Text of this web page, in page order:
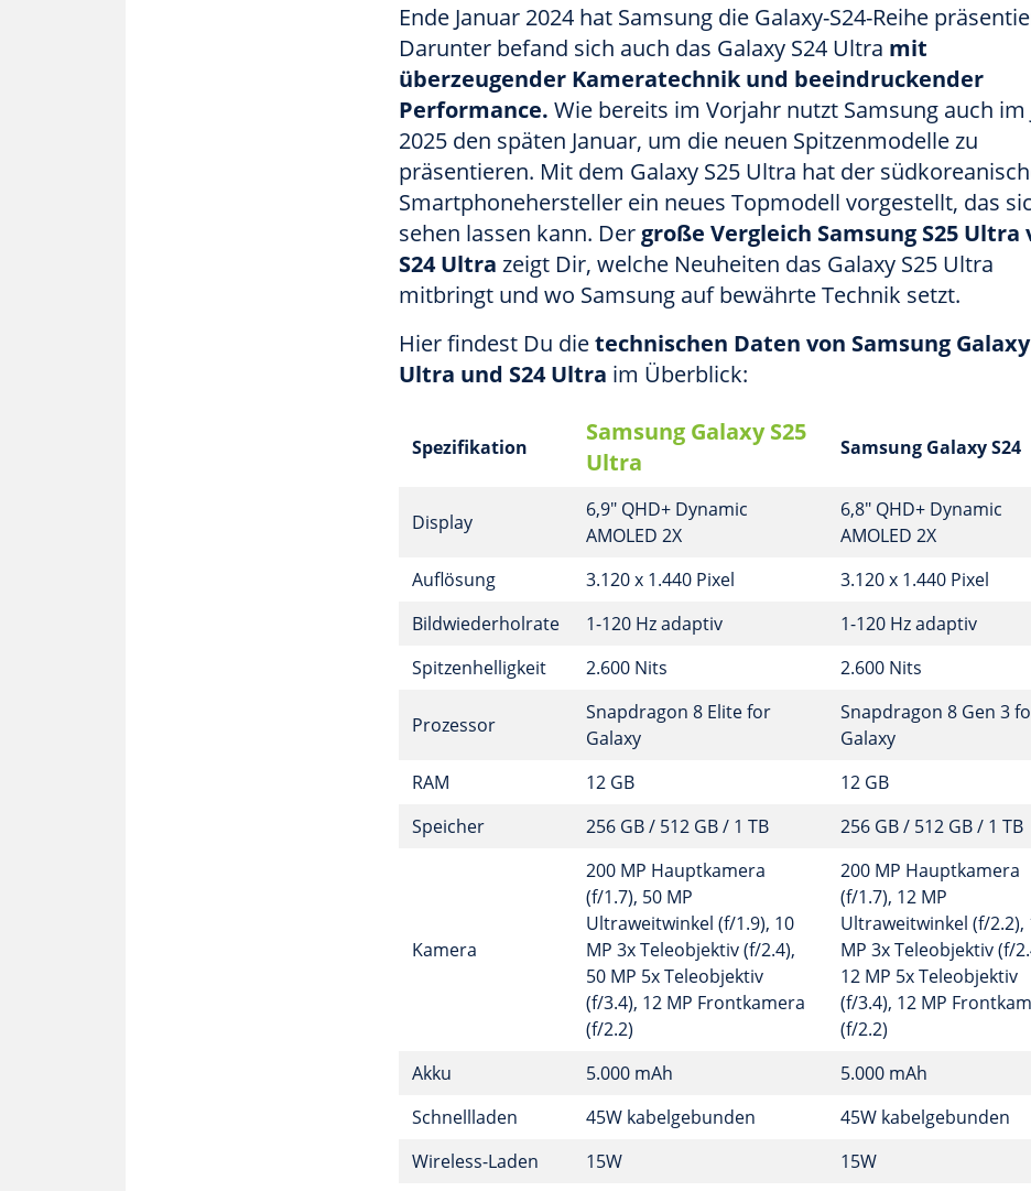
Ende Januar 2024 hat Samsung die Galaxy-S24-Reihe
Darunter befand sich auch das Galaxy S24 Ultra mit
überzeugender Kameratechnik und beeindruckender
Performance. Wie bereits im Vorjahr nutzt Samsung auch im
2025 den späten Januar, um die neuen Spitzenmodelle zu
präsentieren. Mit dem Galaxy S25 Ultra hat der
Smartphonehersteller ein neues Topmodell vorgestellt, das
sehen lassen kann. Dergroße Vergleich Samsung S25 Ultra
S24 Ultra zeigt Dir, welche Neuheiten das Galaxy S25 Ultra
mitbringt und wo Samsung auf bewährte Technik setzt.
Hier findest Du dietechnischen Daten von Samsung Galaxy
Ultra und S24 Ultra im Überblick:
Spezifikation
Samsung Galaxy S25
Ultra
Samsung Galaxy S24
Display
6,9" QHD+ Dynamic
AMOLED 2X
6,8" QHD+ Dynamic
AMOLED 2X
Auflösung
3.120 x 1.440 Pixel
3.120 x 1.440 Pixel
Bildwiederholrate
1-120 Hz adaptiv
1-120 Hz adaptiv
Spitzenhelligkeit
2.600 Nits 2.600 Nits
Prozessor
Snapdragon 8 Elite for
Galaxy
Snapdragon 8 Gen 3
Galaxy
RAM
12 GB
12 GB
Speicher
256 GB / 512 GB / 1 TB 256 GB / 512 GB / 1 TB
Kamera
200 MP Hauptkamera
(f/1.7), 50 MP
Ultraweitwinkel (f/1.9), 10
MP 3x Teleobjektiv (f/2.4),
50 MP 5x Teleobjektiv
(f/3.4), 12 MP Frontkamera
(f/2.2)
200 MP Hauptkamera
(f/1.7), 12 MP
Ultraweitwinkel (f/2.2),
MP 3x Teleobjektiv (f/
12 MP 5x Teleobjektiv
(f/3.4), 12 MP
(f/2.2)
Akku
5.000 mAh
5.000 mAh
Schnellladen
45W kabelgebunden
45W kabelgebunden
Wireless-Laden
15W 15W